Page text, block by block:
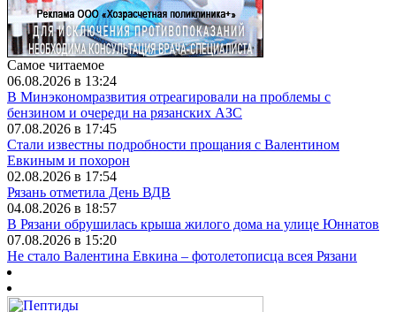
Самое читаемое
06.08.2026 в 13:24
В Минэкономразвития отреагировали на проблемы с
бензином и очереди на рязанских АЗС
07.08.2026 в 17:45
Стали известны подробности прощания с Валентином
Евкиным и похорон
02.08.2026 в 17:54
Рязань отметила День ВДВ
04.08.2026 в 18:57
В Рязани обрушилась крыша жилого дома на улице Юннатов
07.08.2026 в 15:20
Не стало Валентина Евкина – фотолетописца всея Рязани